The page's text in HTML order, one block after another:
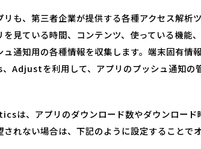
リも、第三者企業が提供する各種アクセス解
を見ている時間、コンテンツ、使っている機
ュ通知用の各種情報を収集します。端末固
を利用して、アプリのプッシュ通知の
は、アプリのダウンロード数やダウンロード
れない場合は、下記のように設定することで